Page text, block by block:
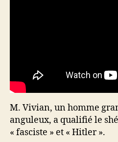
M. Vivian, un homme
anguleux, a qualifié le
« fasciste » et « Hitler ».